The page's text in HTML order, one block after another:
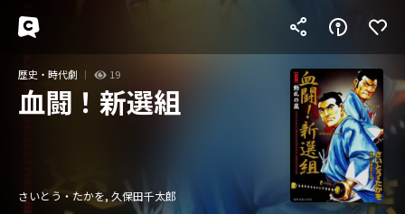
歴史・時代劇 19
血闘！新選組
さいとう・たかを, 久保田千太郎